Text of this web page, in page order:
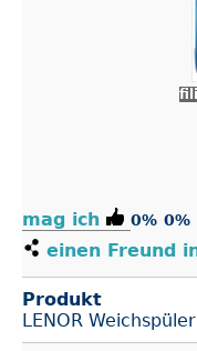
mag ich 0% 0%
einen Freund
Produkt
LENOR